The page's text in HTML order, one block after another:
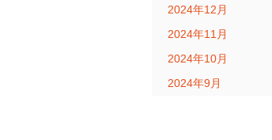
2024年12月
2024年11月
2024年10月
2024年9月